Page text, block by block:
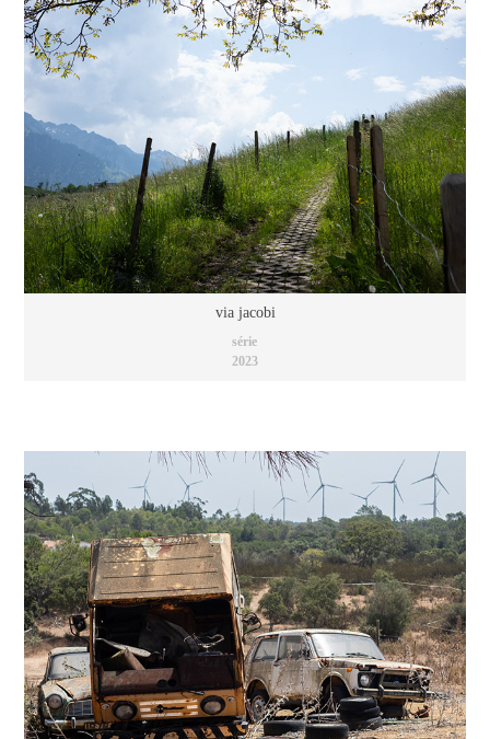
via jacobi
série
2023